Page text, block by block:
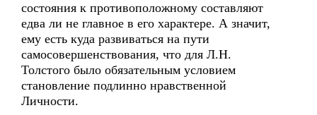
состояния к противоположному составляют
едва ли не главное в его характере. А значит,
ему есть куда развиваться на пути
самосовершенствования, что для Л.Н.
Толстого было обязательным условием
становление подлинно нравственной
Личности.